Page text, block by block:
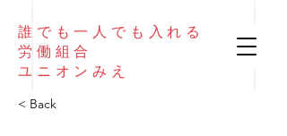
誰でも一人でも 入れる
​労働組合
​ユニオンみえ
< Back